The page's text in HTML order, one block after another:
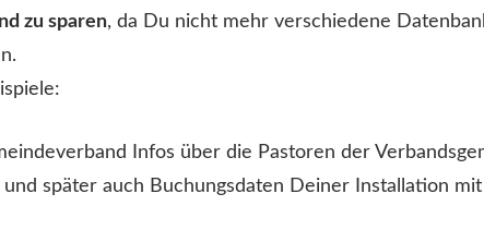
zu sparen, da Du nicht mehr verschiedene
Infos über die Pastoren der
später auch Buchungsdaten Deiner Installation